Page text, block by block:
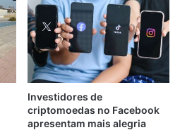
Investidores de
criptomoedas no Facebook
apresentam mais alegria